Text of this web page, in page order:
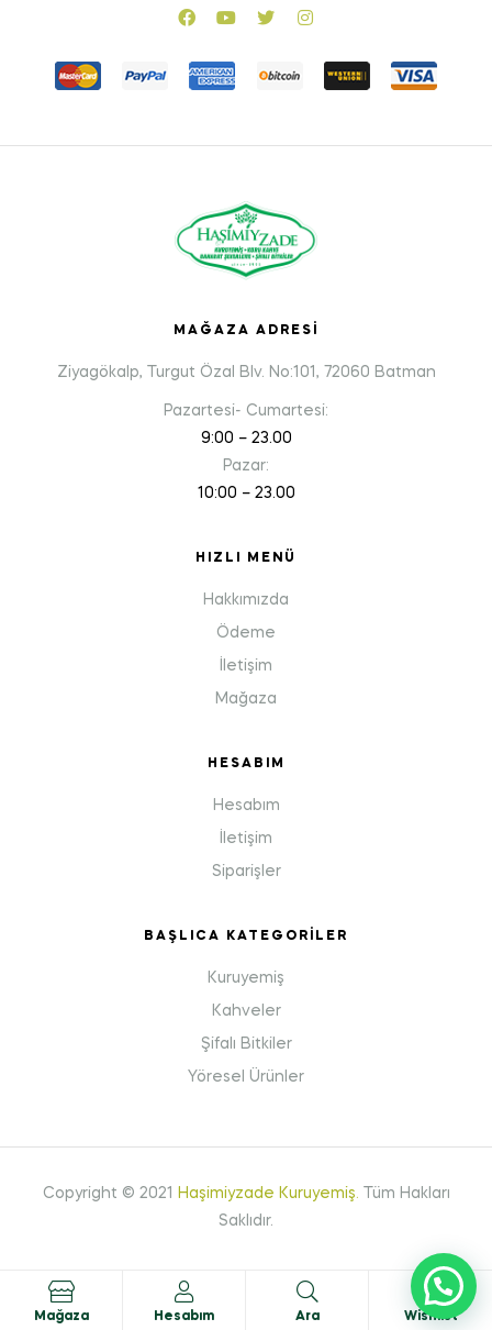
MAĞAZA ADRESI
Ziyagökalp, Turgut Özal Blv. No:101, 72060 Batman
Pazartesi- Cumartesi:
9:00 – 23.00
Pazar:
10:00 – 23.00
HIZLI MENÜ
Hakkımızda
Ödeme
İletişim
Mağaza
HESABIM
Hesabım
İletişim
Siparişler
BAŞLICA KATEGORILER
Kuruyemiş
Kahveler
Şifalı Bitkiler
Yöresel Ürünler
Copyright © 2021 Haşimiyzade Kuruyemiş. Tüm Hakları
Saklıdır.
Mağaza Hesabım Ara Wishlist
2